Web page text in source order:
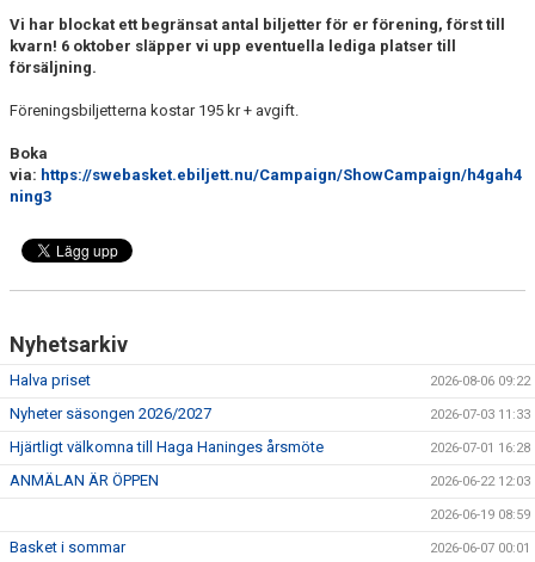
Vi har blockat ett begränsat antal biljetter för er förening, först till
kvarn! 6 oktober släpper vi upp eventuella lediga platser till
försäljning.
Föreningsbiljetterna kostar 195 kr + avgift.
Boka
via: https://swebasket.ebiljett.nu/Campaign/ShowCampaign/h4gah4
ning3
Nyhetsarkiv
Halva priset 2026-08-06 09:22
Nyheter säsongen 2026/2027 2026-07-03 11:33
Hjärtligt välkomna till Haga Haninges årsmöte 2026-07-01 16:28
ANMÄLAN ÄR ÖPPEN 2026-06-22 12:03
2026-06-19 08:59
Basket i sommar 2026-06-07 00:01